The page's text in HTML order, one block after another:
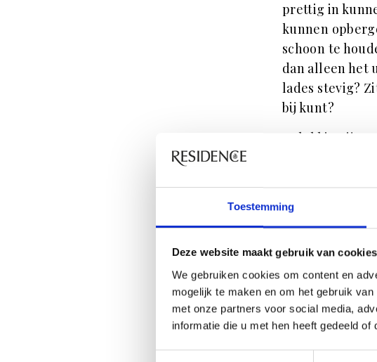
Toestemming
Deze website maakt gebruik van cookies
We gebruiken cookies om content en
mogelijk te maken en om het gebruik
met onze partners voor social media,
informatie die u met hen heeft gedeeld
prettig in
kunnen
schoon te
dan alleen het
lades stevig?
bij kunt?
Gelukkig zijn
in het plafond
blij van wordt.
Waar
voor
Het internet